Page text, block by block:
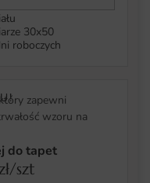
30x50
roboczych
zapewni
wzoru na
do tapet
szt